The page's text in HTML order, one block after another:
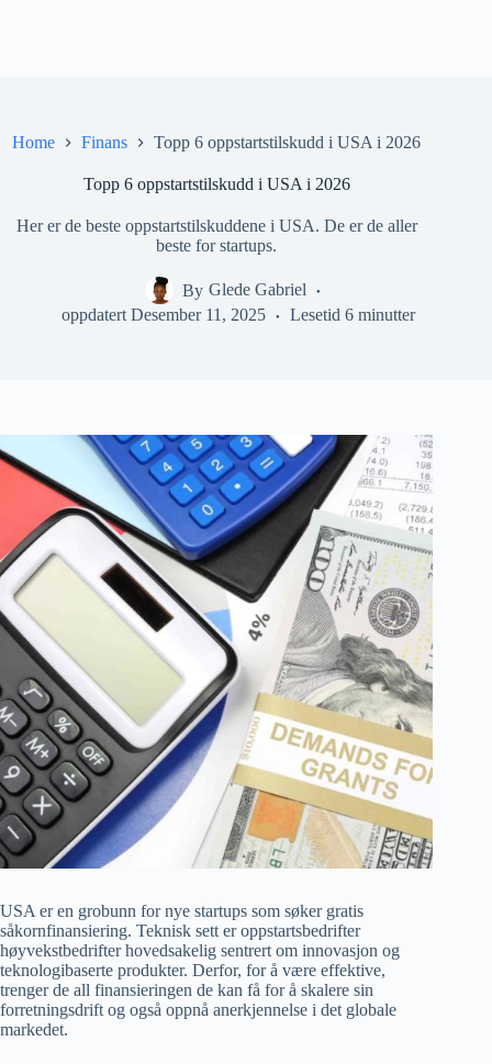
Home Finans Topp 6 oppstartstilskudd i USA i 2026
Topp 6 oppstartstilskudd i USA i 2026
Her er de beste oppstartstilskuddene i USA. De er de aller
beste for startups.
By Glede Gabriel
oppdatert Desember 11, 2025 Lesetid 6 minutter
USA er en grobunn for nye startups som søker gratis
såkornfinansiering. Teknisk sett er oppstartsbedrifter
høyvekstbedrifter hovedsakelig sentrert om innovasjon og
teknologibaserte produkter. Derfor, for å være effektive,
trenger de all finansieringen de kan få for å skalere sin
forretningsdrift og også oppnå anerkjennelse i det globale
markedet.